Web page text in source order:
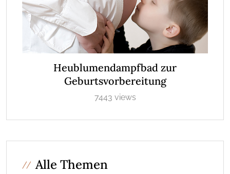
Heublumendampfbad zur
Geburtsvorbereitung
7443 views
Alle Themen